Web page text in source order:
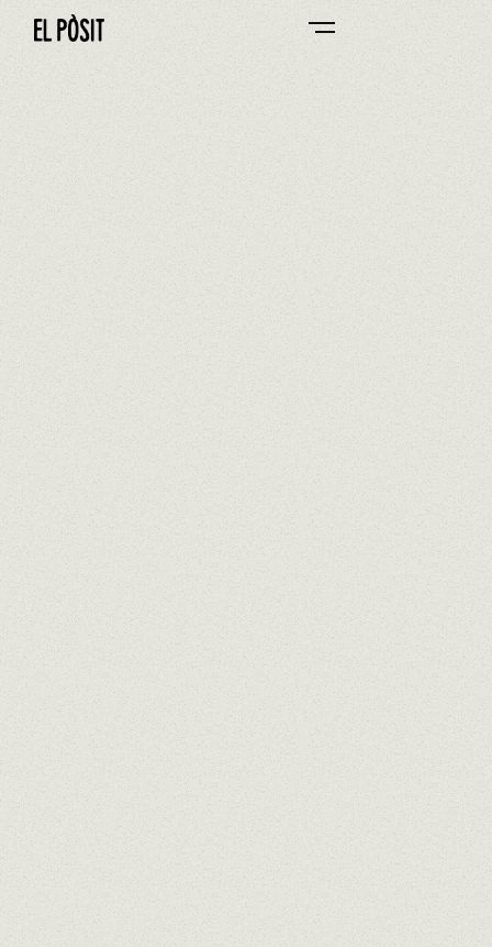
EL PÒSIT DEL SERRALLO 0/0
ACCEDIR A CARTA DE PLATS
En compliment de la Llei 1/2025 i mantenint el
La composició dels nostres plats pot patir
modificacions, pel que aquesta informació està en